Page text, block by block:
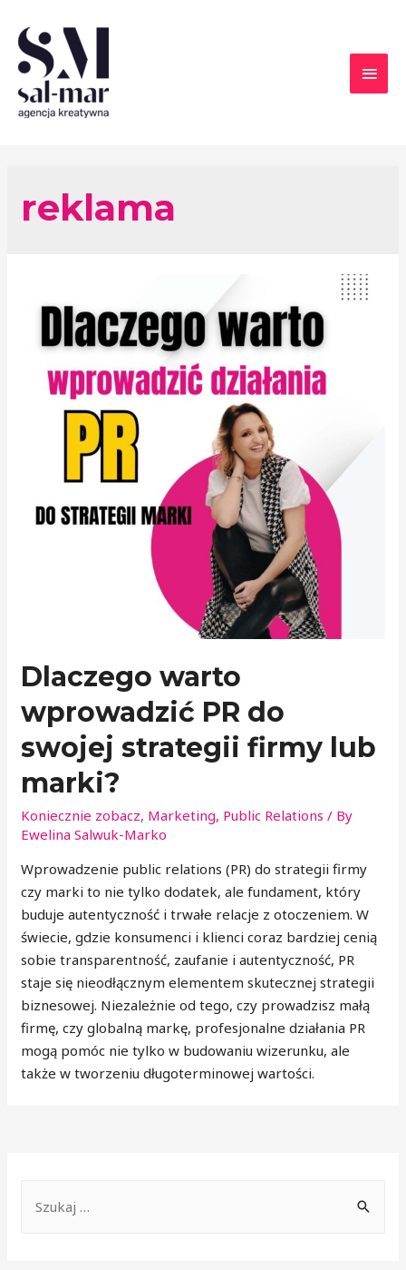
reklama
Dlaczego warto
wprowadzić PR do
swojej strategii firmy lub
marki?
Koniecznie zobacz, Marketing, Public Relations / By
Ewelina Salwuk-Marko
Wprowadzenie public relations (PR) do strategii firmy
czy marki to nie tylko dodatek, ale fundament, który
buduje autentyczność i trwałe relacje z otoczeniem. W
świecie, gdzie konsumenci i klienci coraz bardziej cenią
sobie transparentność, zaufanie i autentyczność, PR
staje się nieodłącznym elementem skutecznej strategii
biznesowej. Niezależnie od tego, czy prowadzisz małą
firmę, czy globalną markę, profesjonalne działania PR
mogą pomóc nie tylko w budowaniu wizerunku, ale
także w tworzeniu długoterminowej wartości.